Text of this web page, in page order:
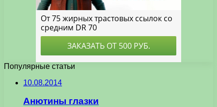
Популярные статьи
10.08.2014
Анютины глазки